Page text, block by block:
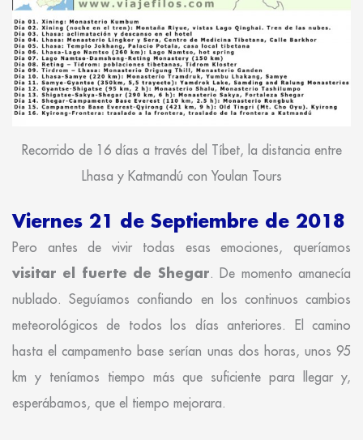
Recorrido de 16 días a través del Tíbet, la distancia entre
Lhasa y Katmandú con Youlan Tours
Viernes 21 de Septiembre de 2018
Pero antes de vivir todas esas emociones, queríamos
visitar el fuerte de Shegar. De momento amanecía
nublado. Seguíamos confiando en los continuos cambios
meteorológicos de todos los días anteriores. El camino
hasta el campamento base serían unas dos horas, unos 95
km y teníamos tiempo más que suficiente para llegar y,
esperábamos, que el tiempo mejorara.